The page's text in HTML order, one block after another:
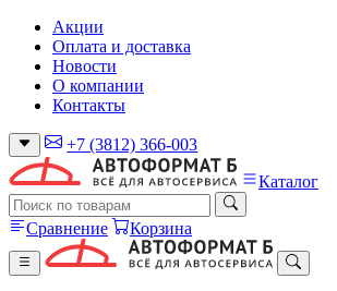
Акции
Оплата и доставка
Новости
О компании
Контакты
+7 (3812) 366-003
Каталог
Сравнение Корзина